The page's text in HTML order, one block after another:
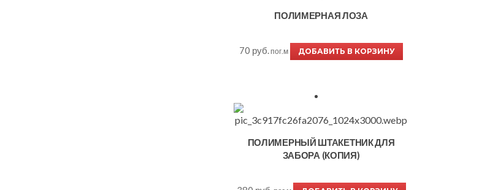
ПОЛИМЕРНАЯ ЛОЗА
70 руб.пог.м ДОБАВИТЬ В КОРЗИНУ
ПОЛИМЕРНЫЙ ШТАКЕТНИК ДЛЯ
ЗАБОРА (КОПИЯ)